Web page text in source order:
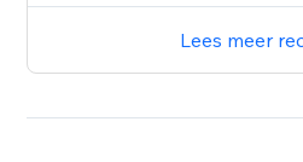
Lees meer